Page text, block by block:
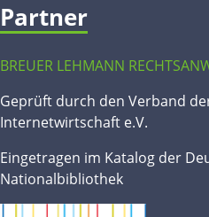
Partner
BREUER LEHMANN
Geprüft durch den Verband
Internetwirtschaft e.V.
Eingetragen im Katalog der
Nationalbibliothek